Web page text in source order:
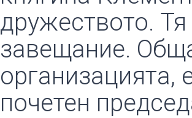
дружеството.
завещание.
организацията,
почетен